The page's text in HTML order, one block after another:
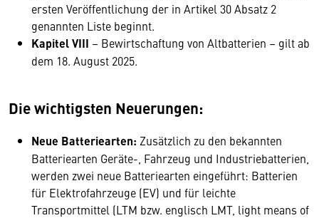
ersten Veröffentlichung der in Artikel 30 Absatz 2
genannten Liste beginnt.
Kapitel VIII – Bewirtschaftung von Altbatterien – gilt ab
dem 18. August 2025.
Die wichtigsten Neuerungen:
Neue Batteriearten: Zusätzlich zu den bekannten
Batteriearten Geräte-, Fahrzeug und Industriebatterien,
werden zwei neue Batteriearten eingeführt: Batterien
für Elektrofahrzeuge (EV) und für leichte
Transportmittel (LTM bzw. englisch LMT, light means of